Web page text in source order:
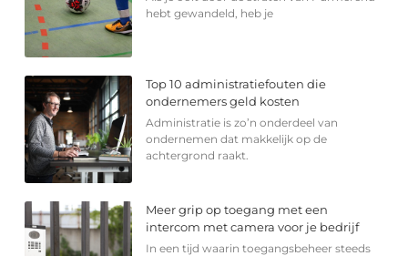
hebt gewandeld, heb je
Top 10 administratiefouten die
ondernemers geld kosten
Administratie is zo’n onderdeel van
ondernemen dat makkelijk op de
achtergrond raakt.
Meer grip op toegang met een
intercom met camera voor je bedrijf
In een tijd waarin toegangsbeheer steeds